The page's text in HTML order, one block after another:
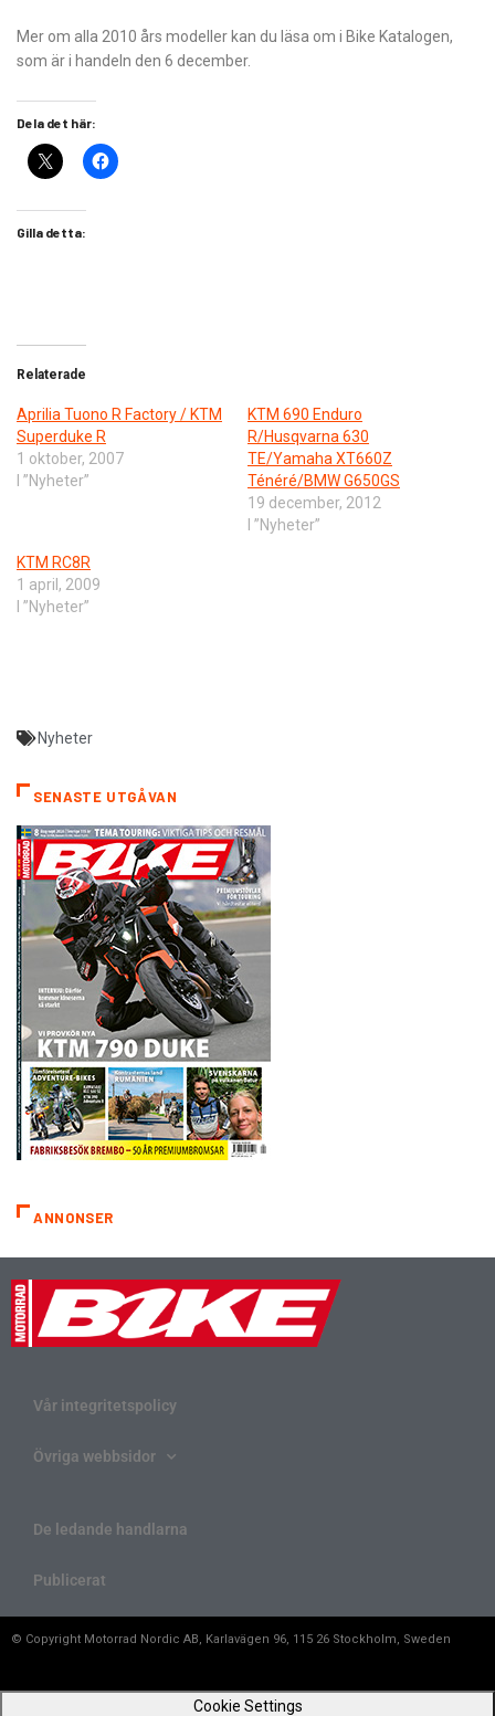
Mer om alla 2010 års modeller kan du läsa om i Bike Katalogen,
som är i handeln den 6 december.
Dela det här:
Gilla detta:
Relaterade
Aprilia Tuono R Factory / KTM
Superduke R
1 oktober, 2007
I ”Nyheter”
KTM 690 Enduro
R/Husqvarna 630
TE/Yamaha XT660Z
Ténéré/BMW G650GS
19 december, 2012
I ”Nyheter”
KTM RC8R
1 april, 2009
I ”Nyheter”
Nyheter
SENASTE UTGÅVAN
ANNONSER
Vår integritetspolicy
Övriga webbsidor
De ledande handlarna
Publicerat
© Copyright Motorrad Nordic AB, Karlavägen 96, 115 26 Stockholm, Sweden
Cookie Settings